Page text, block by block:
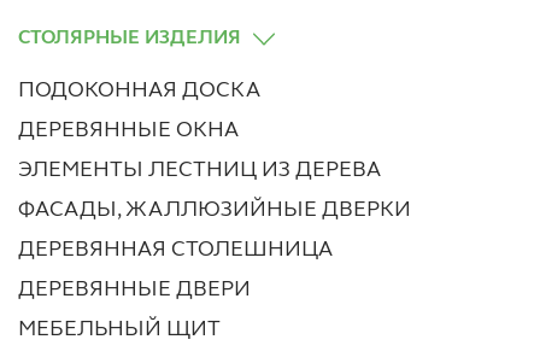
СТОЛЯРНЫЕ ИЗДЕЛИЯ
ПОДОКОННАЯ ДОСКА
ДЕРЕВЯННЫЕ ОКНА
ЭЛЕМЕНТЫ ЛЕСТНИЦ ИЗ ДЕРЕВА
ФАСАДЫ, ЖАЛЛЮЗИЙНЫЕ ДВЕРКИ
ДЕРЕВЯННАЯ СТОЛЕШНИЦА
ДЕРЕВЯННЫЕ ДВЕРИ
МЕБЕЛЬНЫЙ ЩИТ